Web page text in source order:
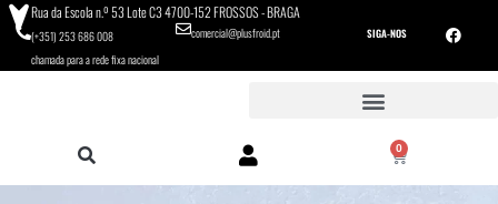
Rua da Escola n.º 53 Lote C3 4700-152 FROSSOS - BRAGA
(+351) 253 686 008
chamada para a rede fixa nacional
comercial@plusfroid.pt SIGA-NOS
0